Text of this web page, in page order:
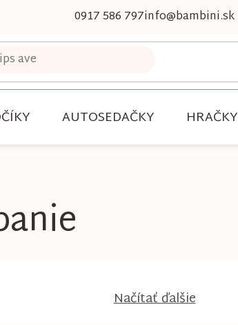
0917 586 797info@bambini.sk
AUTOSEDAČKY HRAČKY
Načítať ďalšie